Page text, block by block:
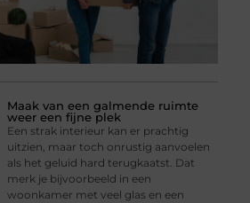
Maak van een galmende ruimte
weer een fijne plek
Een strak interieur kan er prachtig
uitzien, maar toch onrustig aanvoelen
als het geluid hard terugkaatst. Dat
merk je bijvoorbeeld in een
woonkamer met veel glas en een